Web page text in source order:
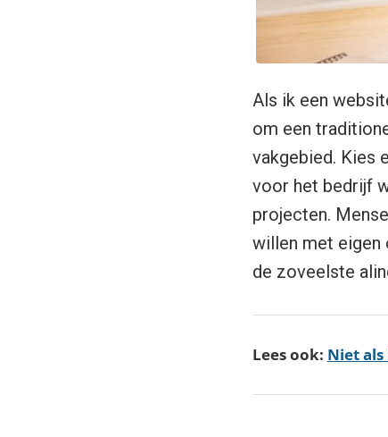
Als ik een
om een
vakgebied. Kies
voor het bedrijf
projecten.
willen met eigen
de zoveelste
Lees ook: Niet